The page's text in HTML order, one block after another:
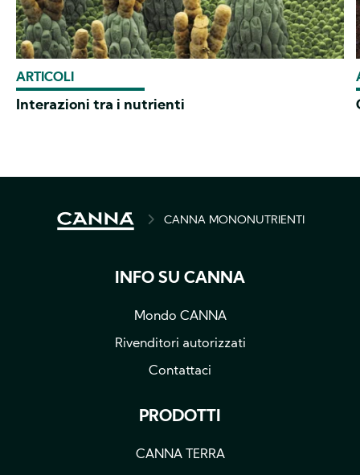
ARTICOLI
Interazioni tra i nutrienti
BREADCRUMBCANNA MONONUTRIENTI
INFO SU CANNA
Mondo CANNA
Rivenditori autorizzati
Contattaci
PRODOTTI
CANNA TERRA